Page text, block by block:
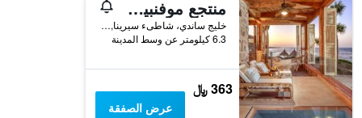
منتجع موفنبيك القصير
خليج ساندي، شاطىء سيرينا, القصير, مصر
6.3 كيلومتر عن وسط المدينة
363 ﷼
عرض الصفقة